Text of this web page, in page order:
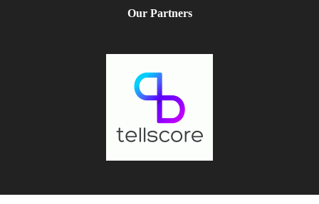
Our Partners